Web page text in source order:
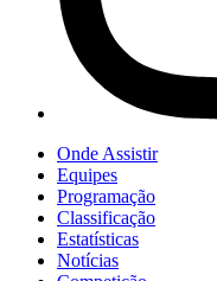
Onde Assistir
Equipes
Programação
Classificação
Estatísticas
Notícias